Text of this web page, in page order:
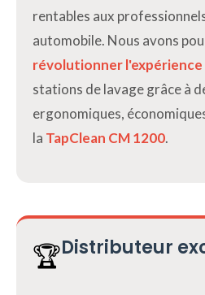
rentables aux
automobile. Nous avons
révolutionner
stations de lavage grâce à
ergonomiques,
la TapClean CM 1200.
🏆Distributeur